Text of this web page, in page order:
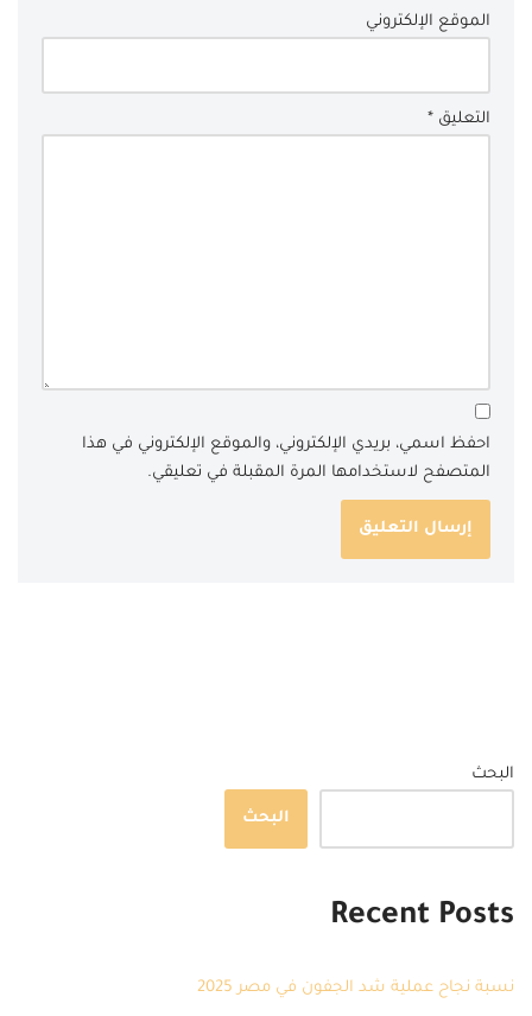
الموقع الإلكتروني
التعليق *
احفظ اسمي، بريدي الإلكتروني، والموقع الإلكتروني في هذا
المتصفح لاستخدامها المرة المقبلة في تعليقي.
البحث
البحث
Recent Posts
نسبة نجاح عملية شد الجفون في مصر 2025